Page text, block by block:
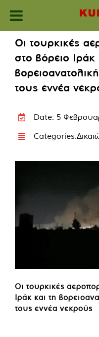
content
Οι τουρκικές
στο βόρειο Ιράκ
τους εννέα
Date: 5
Categories:
Οι τουρκικές
Ιράκ και τη
τους εννέα νεκρούς